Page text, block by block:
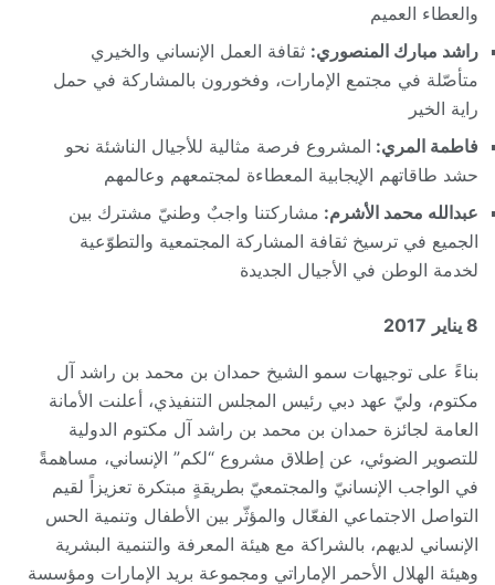
والعطاء العميم
راشد مبارك المنصوري: ثقافة العمل الإنساني والخيري
متأصّلة في مجتمع الإمارات، وفخورون بالمشاركة في حمل
راية الخير
فاطمة المري: المشروع فرصة مثالية للأجيال الناشئة نحو
حشد طاقاتهم الإيجابية المعطاءة لمجتمعهم وعالمهم
عبدالله محمد الأشرم: مشاركتنا واجبٌ وطنيّ مشترك بين
الجميع في ترسيخ ثقافة المشاركة المجتمعية والتطوّعية
لخدمة الوطن في الأجيال الجديدة
8 يناير 2017
بناءً على توجيهات سمو الشيخ حمدان بن محمد بن راشد آل
مكتوم، وليّ عهد دبي رئيس المجلس التنفيذي، أعلنت الأمانة
العامة لجائزة حمدان بن محمد بن راشد آل مكتوم الدولية
للتصوير الضوئي، عن إطلاق مشروع “لكم” الإنساني، مساهمةً
في الواجب الإنسانيّ والمجتمعيّ بطريقةٍ مبتكرة تعزيزاً لقيم
التواصل الاجتماعي الفعّال والمؤثّر بين الأطفال وتنمية الحس
الإنساني لديهم، بالشراكة مع هيئة المعرفة والتنمية البشرية
وهيئة الهلال الأحمر الإماراتي ومجموعة بريد الإمارات ومؤسسة